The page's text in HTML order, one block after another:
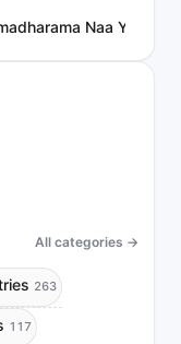
Naa Yesayya
All categories →
263
117